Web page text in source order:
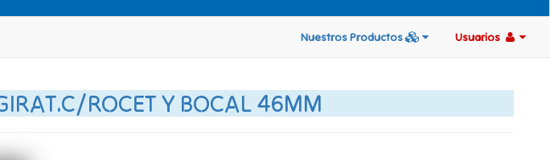
Nuestros Productos Usuarios
ROCET Y BOCAL 46MM